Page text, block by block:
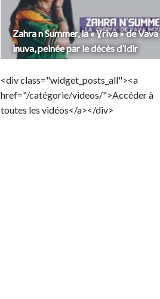
Zahra n Summer, la « Ɣriva » de Vava
inuva, peinée par le décès d’Idir
<div class="widget_posts_all"><a
href="/catégorie/videos/">Accéder à
toutes les vidéos</a></div>